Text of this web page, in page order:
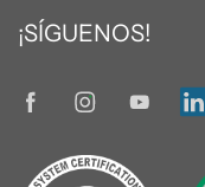
¡SÍGUENOS!